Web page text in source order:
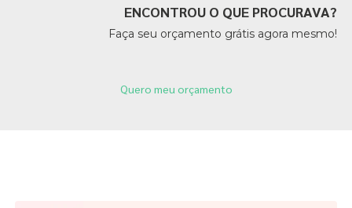
ENCONTROU O QUE PROCURAVA?
Faça seu orçamento grátis agora mesmo!
Quero meu orçamento